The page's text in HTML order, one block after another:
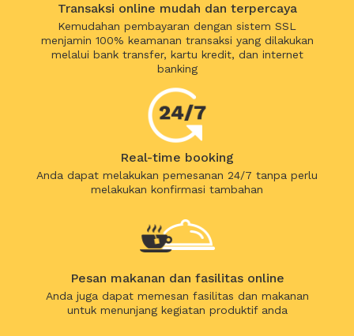
Transaksi online mudah dan terpercaya
Kemudahan pembayaran dengan sistem SSL
menjamin 100% keamanan transaksi yang dilakukan
melalui bank transfer, kartu kredit, dan internet
banking
Real-time booking
Anda dapat melakukan pemesanan 24/7 tanpa perlu
melakukan konfirmasi tambahan
Pesan makanan dan fasilitas online
Anda juga dapat memesan fasilitas dan makanan
untuk menunjang kegiatan produktif anda